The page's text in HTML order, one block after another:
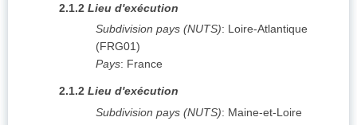
2.1.2 Lieu d'exécution
Subdivision pays (NUTS): Loire-Atlantique
(FRG01)
Pays: France
2.1.2 Lieu d'exécution
Subdivision pays (NUTS): Maine-et-Loire